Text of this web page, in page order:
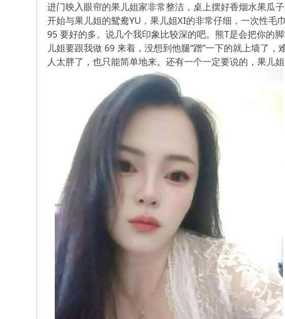
进门映入眼帘的果儿姐家非常整洁，桌上摆好香烟水果瓜
开始与果儿姐的鸳鸯YU，果儿姐XI的非常仔细，一次性毛
95 要好的多。说几个我印象比较深的吧。熊T是会把你的
儿姐要跟我做 69 来着，没想到他腿“蹭”一下的就上墙了
人太胖了，也只能简单地来。还有一个一定要说的，果儿姐